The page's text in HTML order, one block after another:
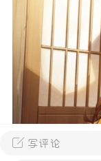
P站美图推荐——透视装特辑（二）
0
写评论